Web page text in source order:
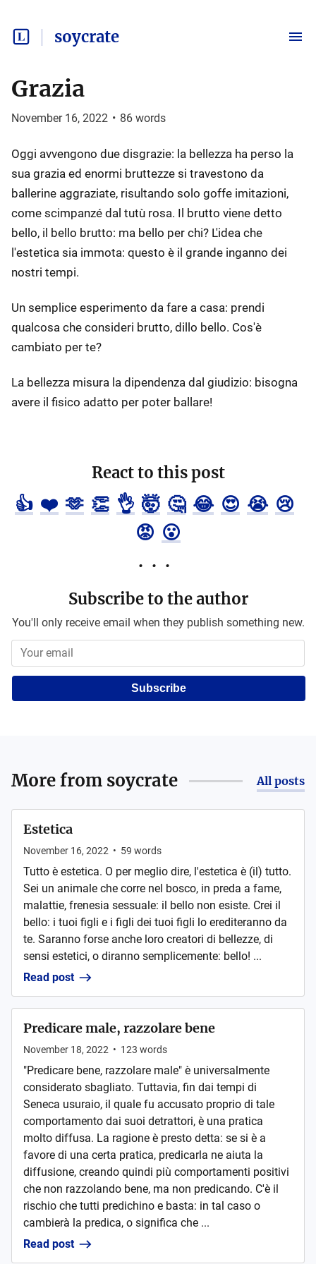
soycrate
Grazia
November 16, 2022 • 86 words
Oggi avvengono due disgrazie: la bellezza ha perso la
sua grazia ed enormi bruttezze si travestono da
ballerine aggraziate, risultando solo goffe imitazioni,
come scimpanzé dal tutù rosa. Il brutto viene detto
bello, il bello brutto: ma bello per chi? L'idea che
l'estetica sia immota: questo è il grande inganno dei
nostri tempi.
Un semplice esperimento da fare a casa: prendi
qualcosa che consideri brutto, dillo bello. Cos'è
cambiato per te?
La bellezza misura la dipendenza dal giudizio: bisogna
avere il fisico adatto per poter ballare!
React to this post
👍 ❤️ 🫶 👏 👌 🤯 🤔 😂 😍 😭 😢
😡 😮
Subscribe to the author
You'll only receive email when they publish something new.
Subscribe
More from soycrate All posts
Estetica
November 16, 2022 • 59 words
Tutto è estetica. O per meglio dire, l'estetica è (il) tutto.
Sei un animale che corre nel bosco, in preda a fame,
malattie, frenesia sessuale: il bello non esiste. Crei il
bello: i tuoi figli e i figli dei tuoi figli lo erediteranno da
te. Saranno forse anche loro creatori di bellezze, di
sensi estetici, o diranno semplicemente: bello! ...
Read post
Predicare male, razzolare bene
November 18, 2022 • 123 words
"Predicare bene, razzolare male" è universalmente
considerato sbagliato. Tuttavia, fin dai tempi di
Seneca usuraio, il quale fu accusato proprio di tale
comportamento dai suoi detrattori, è una pratica
molto diffusa. La ragione è presto detta: se si è a
favore di una certa pratica, predicarla ne aiuta la
diffusione, creando quindi più comportamenti positivi
che non razzolando bene, ma non predicando. C'è il
rischio che tutti predichino e basta: in tal caso o
cambierà la predica, o significa che ...
Read post